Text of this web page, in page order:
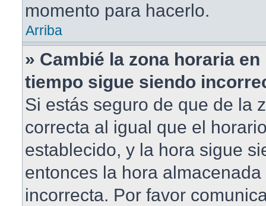
momento para hacerlo.
Arriba
» Cambié la zona horaria
tiempo sigue siendo
Si estás seguro de que de la
correcta al igual que el
establecido, y la hora sigue
entonces la hora
incorrecta. Por favor